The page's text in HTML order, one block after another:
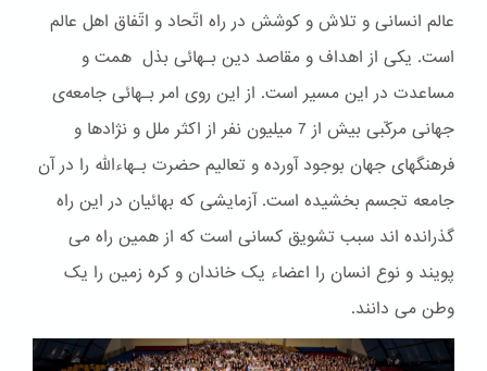
عالم انسانی و تلاش و کوشش در راه اتّحاد و اتّفاق اهل عالم
است. یکی از اهداف و مقاصد دین بـهائی بذل همت و
مساعدت در این مسیر است. از این روی امر بـهائی جامعه‌ی
جهانی مرکّبی بیش از 7 میلیون نفر از اکثر ملل و نژادها و
فرهنگهای جهان بوجود آورده و تعالیم حضرت بـهاءالله را در آن
جامعه تجسم بخشیده است. آزمایشی که بهائیان در این راه
گذرانده اند سبب تشویق کسانی است که از همین راه می
پویند و نوع انسان را اعضاء یک خاندان و کره زمین را یک
وطن می دانند.